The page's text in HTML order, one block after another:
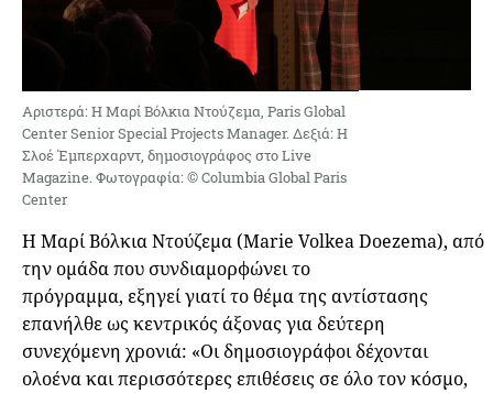
Αριστερά: Η Μαρί Βόλκια Ντούζεμα, Paris Global
Center Senior Special Projects Manager. Δεξιά: Η
Σλοέ Έμπερχαρντ, δημοσιογράφος στο Live
Magazine. Φωτογραφία: © Columbia Global Paris
Center
Η Μαρί Βόλκια Ντούζεμα (Marie Volkea Doezema), από
την ομάδα που συνδιαμορφώνει το
πρόγραμμα, εξηγεί γιατί το θέμα της αντίστασης
επανήλθε ως κεντρικός άξονας για δεύτερη
συνεχόμενη χρονιά: «Οι δημοσιογράφοι δέχονται
ολοένα και περισσότερες επιθέσεις σε όλο τον κόσμο,